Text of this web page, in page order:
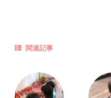
関連記事